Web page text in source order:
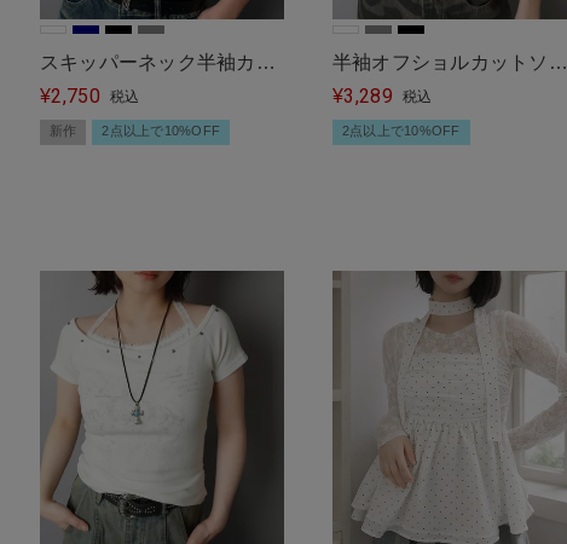
スキッパーネック半袖カッ
トソー/ポロシャツ
¥2,750 税込
新作 2点以上で10%OFF
半袖オフショルカットソー/
ベルト
¥3,289 税込
2点以上で10%OFF